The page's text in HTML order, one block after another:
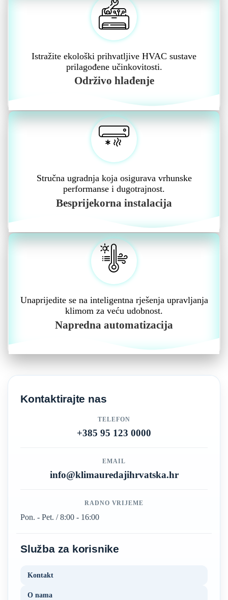
Istražite ekološki prihvatljive HVAC sustave
prilagođene učinkovitosti.
Održivo hlađenje
Stručna ugradnja koja osigurava vrhunske
performanse i dugotrajnost.
Besprijekorna instalacija
Unaprijedite se na inteligentna rješenja upravljanja
klimom za veću udobnost.
Napredna automatizacija
Kontaktirajte nas
TELEFON
+385 95 123 0000
EMAIL
info@klimauredajihrvatska.hr
RADNO VRIJEME
Pon. - Pet. / 8:00 - 16:00
Služba za korisnike
Kontakt
O nama